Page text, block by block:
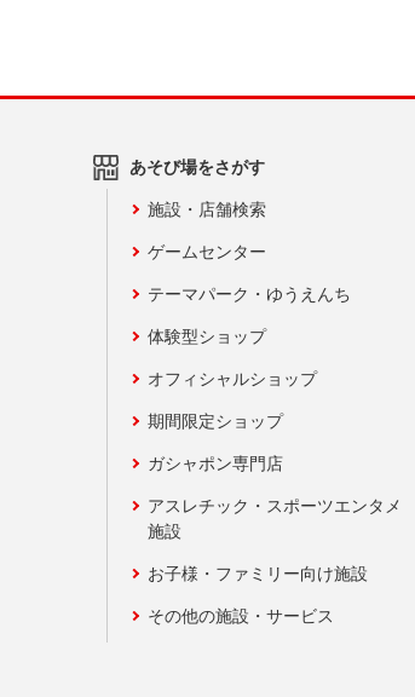
あそび場をさがす
施設・店舗検索
ゲームセンター
テーマパーク・ゆうえんち
体験型ショップ
オフィシャルショップ
期間限定ショップ
ガシャポン専門店
アスレチック・スポーツエンタメ
施設
お子様・ファミリー向け施設
その他の施設・サービス